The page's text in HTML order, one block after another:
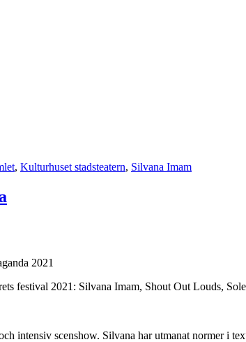
, Kulturhuset stadsteatern, Silvana Imam
2021
festival 2021: Silvana Imam, Shout Out Louds,
intensiv scenshow. Silvana har utmanat normer i